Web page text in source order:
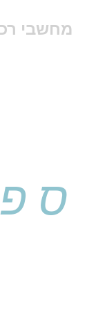
מחשבי